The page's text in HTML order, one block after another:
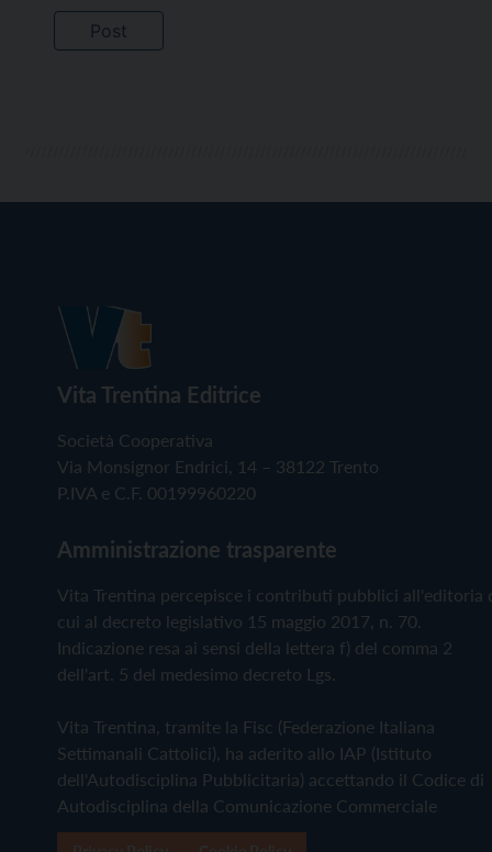
Vita Trentina Editrice
Società Cooperativa
Via Monsignor Endrici, 14 – 38122 Trento
P.IVA e C.F. 00199960220
Amministrazione trasparente
Vita Trentina percepisce i contributi pubblici all'editoria
cui al decreto legislativo 15 maggio 2017, n. 70.
Indicazione resa ai sensi della lettera f) del comma 2
dell'art. 5 del medesimo decreto Lgs.
Vita Trentina, tramite la Fisc (Federazione Italiana
Settimanali Cattolici), ha aderito allo IAP (Istituto
dell'Autodisciplina Pubblicitaria) accettando il Codice di
Autodisciplina della Comunicazione Commerciale